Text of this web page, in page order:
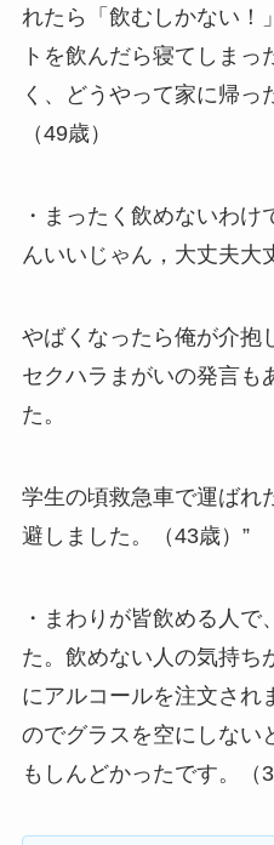
れたら「飲むしかない！
トを飲んだら寝てしま
く、どうやって家に帰っ
（49歳）
・まったく飲めないわ
んいいじゃん，大丈夫大
やばくなったら俺が介抱
セクハラまがいの発言も
た。
学生の頃救急車で運ばれ
避しました。（43歳）”
・まわりが皆飲める人で
た。飲めない人の気持ち
にアルコールを注文され
のでグラスを空にしない
もしんどかったです。（